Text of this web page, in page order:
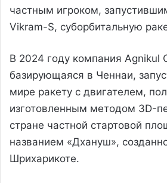
частным игроком,
Vikram-S, суборбитальную
В 2024 году компания Agnikul
базирующаяся в Ченнаи,
мире ракету с двигателем,
изготовленным методом 3D-
стране частной стартовой
названием «Дхануш»,
Шрихарикоте.